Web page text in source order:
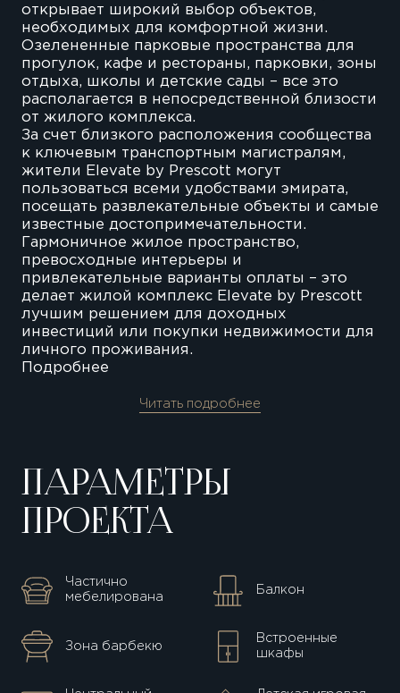
открывает широкий выбор объектов,
необходимых для комфортной жизни.
Озелененные парковые пространства для
прогулок, кафе и рестораны, парковки, зоны
отдыха, школы и детские сады – все это
располагается в непосредственной близости
от жилого комплекса.
За счет близкого расположения сообщества
к ключевым транспортным магистралям,
жители Elevate by Prescott могут
пользоваться всеми удобствами эмирата,
посещать развлекательные объекты и самые
известные достопримечательности.
Гармоничное жилое пространство,
превосходные интерьеры и
привлекательные варианты оплаты – это
делает жилой комплекс Elevate by Prescott
лучшим решением для доходных
инвестиций или покупки недвижимости для
личного проживания.
Подробнее
Читать подробнее
ПАРАМЕТРЫ
ПРОЕКТА
Частично
мебелирована
Балкон
Зона барбекю
Встроенные
шкафы